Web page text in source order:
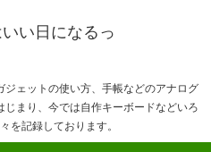
い日になるっ
ェットの使い方、手帳などのアナログ
まり、今では自作キーボードなどいろ
を記録しております。